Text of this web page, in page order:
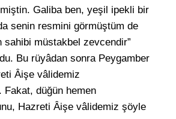
Galiba ben, yeşil ipekli bir
senin resmini görmüştüm de
sahibi müstakbel zevcendir”
Bu rüyâdan sonra Peygamber
Âişe vâlidemiz
Fakat, düğün hemen
Hazreti Âişe vâlidemiz şöyle